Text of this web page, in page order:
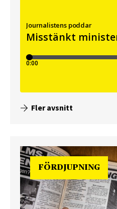
Fler avsnitt
FÖRDJUPNING